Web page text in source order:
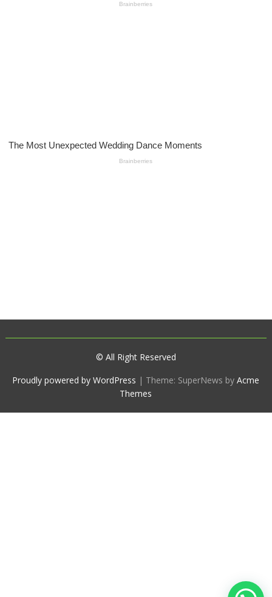
© All Right Reserved
Proudly powered by WordPress | Theme: SuperNews byAcme
Themes